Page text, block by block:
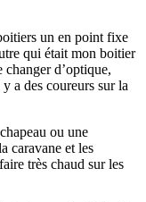
un en point fixe
qui était mon boitier
d’optique,
a des coureurs sur la
ou une
caravane et les
très chaud sur les